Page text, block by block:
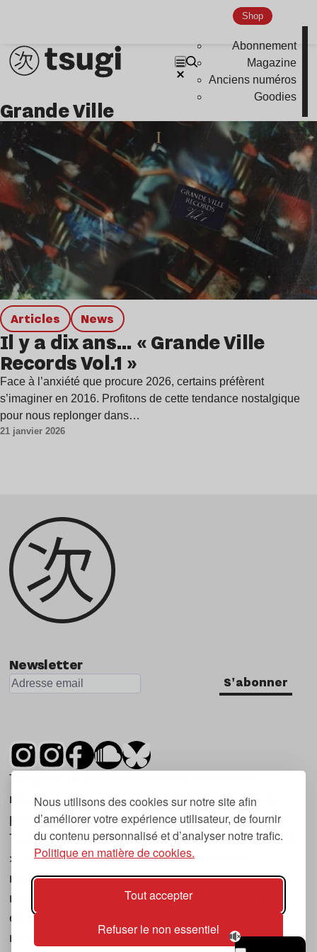
Nous utilisons des cookies sur notre site afin
d’améliorer votre expérience utilisateur, de fournir
du contenu personnalisé et d’analyser notre trafic.
Politique en matière de cookies.
Tout accepter
Refuser le non essentiel
Shop
Abonnement
Magazine
Anciens numéros
Goodies
Indie
Grande Ville
Articles news
Il y a dix ans… « Grande Ville
Records Vol.1 »
Face à l’anxiété que procure 2026, certains préfèrent
s’imaginer en 2016. Profitons de cette tendance nostalgique
pour nous replonger dans…
21 janvier 2026
Newsletter
S'abonner
Tsugi est un mensuel indépendant sur la
musique et les nouvelles tendances, dont la
première parution date de 2007.
Tsugi en japonais signifie « prochain », « suivant
», ce qui correspond à la thématique du
magazine, à l’affût des nouvelles tendances
musicales, qu’elles viennent de la musique
électronique, du rock ou du hip hop, et des
nouveaux phénomènes de société liés à la